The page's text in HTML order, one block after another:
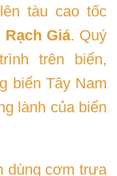
tàu cao tốc
Giá. Quý
trên biển,
biển Tây Nam
lành của biển
dùng cơm trưa